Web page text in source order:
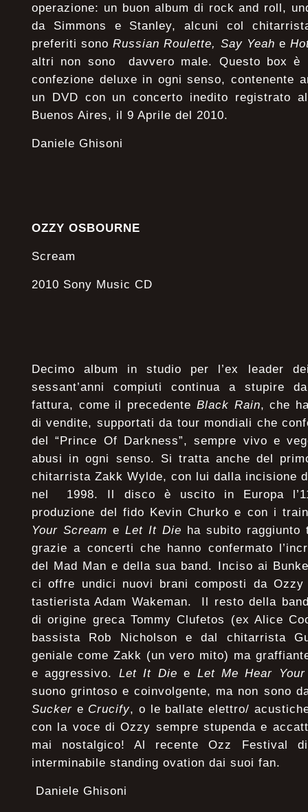
operazione: un buon album di rock and roll,
da Simmons e Stanley, alcuni col
preferiti sonoRussian Roulette, Say Yeah e
altri non sono davvero male. Questo box è
confezione deluxe in ogni senso, contenente
un DVD con un concerto inedito registrato
Buenos Aires, il 9 Aprile del 2010.
Daniele Ghisoni
OZZY OSBOURNE
Scream
2010 Sony Music CD
Decimo album in studio per l’ex leader
sessant’anni compiuti continua a stupire
fattura, come il precedente Black Rain, che
di vendite, supportati da tour mondiali che
del “Prince Of Darkness”, sempre vivo e
abusi in ogni senso. Si tratta anche del
chitarrista Zakk Wylde, con lui dalla incisione
nel 1998. Il disco è uscito in Europa
produzione del fido Kevin Churko e con i
Your Scream e Let It Die ha subito
grazie a concerti che hanno confermato
del Mad Man e della sua band. Inciso ai
ci offre undici nuovi brani composti da
tastierista Adam Wakeman. Il resto della
di origine greca Tommy Clufetos (ex Alice
bassista Rob Nicholson e dal chitarrista
geniale come Zakk (un vero mito) ma
e aggressivo. Let It Die e Let Me Hear
suono grintoso e coinvolgente, ma non sono
Sucker e Crucify, o le ballate elettro/
con la voce di Ozzy sempre stupenda e
mai nostalgico! Al recente Ozz Festival
interminabile standing ovation dai suoi fan.
Daniele Ghisoni